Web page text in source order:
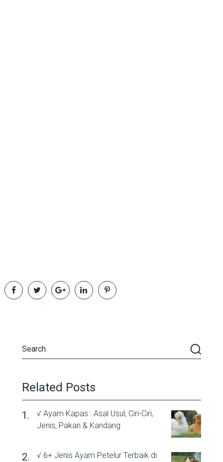
Related Posts
√ Ayam Kapas : Asal Usul, Ciri-Ciri,
Jenis, Pakan & Kandang
√ 6+ Jenis Ayam Petelur Terbaik di